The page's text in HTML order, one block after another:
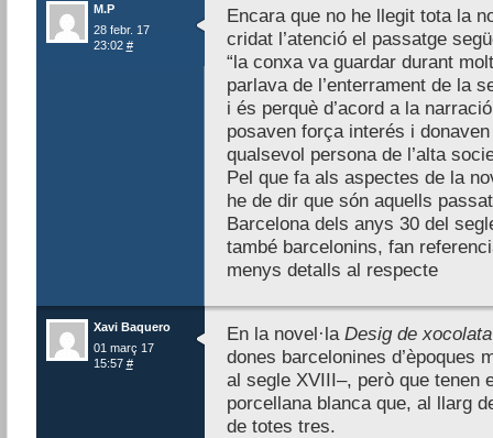
M.P
28 febr. 17
23:02 #
Encara que no he llegit tota la
cridat l’atenció el passatge
“la conxa va guardar durant
parlava de l’enterrament de la
i és perquè d’acord a la
posaven força interés i
qualsevol persona de l’alta
Pel que fa als aspectes de la
he de dir que són aquells
Barcelona dels anys 30 del
també barcelonins, fan
menys detalls al respecte
Xavi Baquero
01 març 17
15:57 #
En la novel·la Desig de xocolata
dones barcelonines d’èpoques
al segle XVIII–, però que tenen
porcellana blanca que, al llarg
de totes tres.